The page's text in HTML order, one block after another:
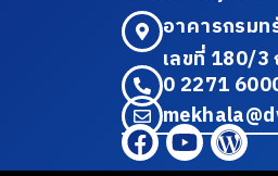
อาคารกรมท
เลขที่ 180/3
0 2271